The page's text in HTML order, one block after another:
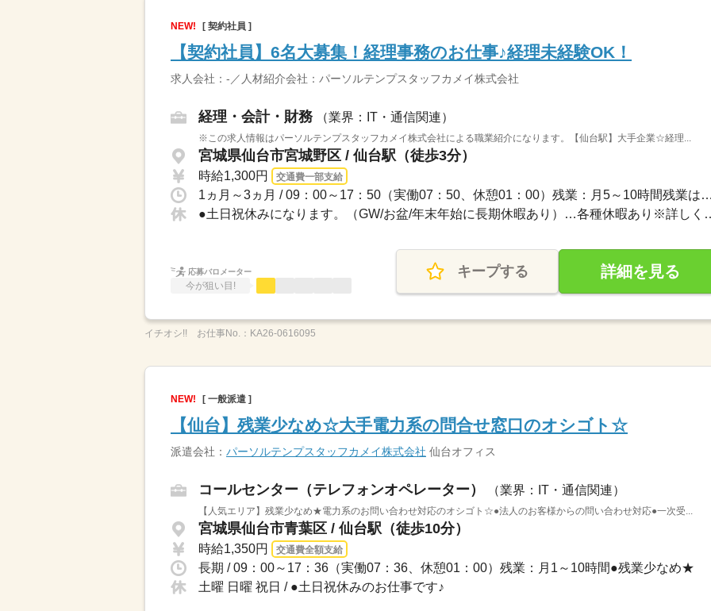
NEW! [ 契約社員 ]
【契約社員】6名大募集！経理事務のお仕事♪経理未経験OK！
求人会社：-／人材紹介会社：パーソルテンプスタッフカメイ株式会社
経理・会計・財務 （業界：IT・通信関連）
※この求人情報はパーソルテンプスタッフカメイ株式会社による職業紹介になります。【仙台駅】大手企業☆経理...
宮城県仙台市宮城野区 / 仙台駅（徒歩3分）
時給1,300円 交通費一部支給
1ヵ月～3ヵ月 / 09：00～17：50（実働07：50、休憩01：00）残業：月5～10時間残業は少...
●土日祝休みになります。（GW/
応募バロメーター
今が狙い目!
キープする 詳細を見る
イチオシ!! お仕事No.： KA26-0616095
NEW! [ 一般派遣 ]
【仙台】残業少なめ☆大手電力系の問合せ窓口のオシゴト☆
派遣会社： パーソルテンプスタッフカメイ株式会社 仙台オフィス
コールセンター（テレフォンオペレーター） （業界：IT・通信関連）
【人気エリア】残業少なめ★電力系のお問い合わせ対応のオシゴト☆●法人のお客様からの問い合わせ対応●一次受...
宮城県仙台市青葉区 / 仙台駅（徒歩10分）
時給1,350円 交通費全額支給
長期 / 09：00～17：36（実働07：36、休憩01：00）残業：月1～10時間●残業少なめ★
土曜 日曜 祝日 / ●土日祝休みのお仕事です♪